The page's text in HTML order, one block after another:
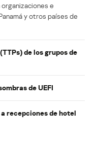
e
y otros países de
de los grupos de
de UEFI
recepciones de hotel